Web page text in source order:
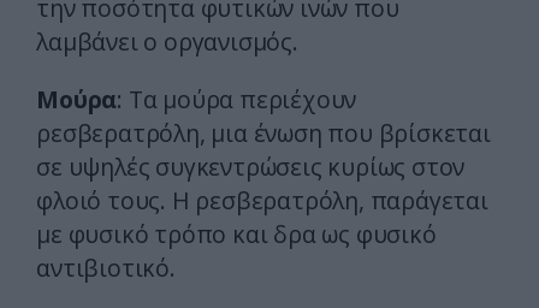
την ποσότητα φυτικών ινών που
λαμβάνει ο οργανισμός.
Μούρα: Τα μούρα περιέχουν
ρεσβερατρόλη, μια ένωση που βρίσκεται
σε υψηλές συγκεντρώσεις κυρίως στον
φλοιό τους. Η ρεσβερατρόλη, παράγεται
με φυσικό τρόπο και δρα ως φυσικό
αντιβιοτικό.